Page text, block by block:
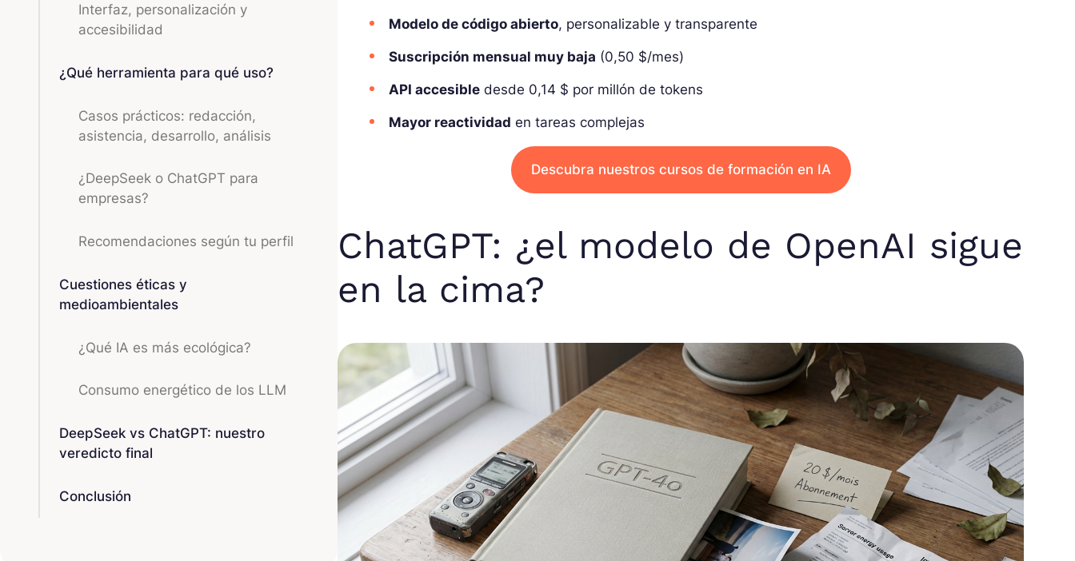
Interfaz, personalización y
accesibilidad
¿Qué herramienta para qué uso?
Casos prácticos: redacción,
asistencia, desarrollo, análisis
¿DeepSeek o ChatGPT para
empresas?
Recomendaciones según tu perfil
Cuestiones éticas y
medioambientales
¿Qué IA es más ecológica?
Consumo energético de los LLM
DeepSeek vs ChatGPT: nuestro
veredicto final
Conclusión
Modelo de código abierto, personalizable y transparente
Suscripción mensual muy baja (0,50 $/mes)
API accesible desde 0,14 $ por millón de tokens
Mayor reactividad en tareas complejas
Descubra nuestros cursos de formación en IA
ChatGPT: ¿el modelo de OpenAI sigue
en la cima?